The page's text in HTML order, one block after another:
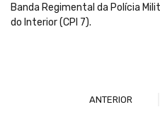
Banda Regimental da Polícia
do Interior (CPI 7).
ANTERIOR